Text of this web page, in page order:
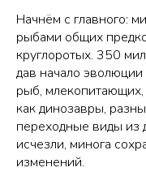
Начнём с главного:
рыбами общих
круглоротых. 350
дав начало
рыб,
как динозавры,
переходные виды из
исчезли, минога
изменений.